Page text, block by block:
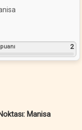
2
Manisa